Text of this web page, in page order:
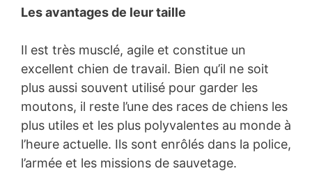
Les avantages de leur taille
Il est très musclé, agile et constitue un
excellent chien de travail. Bien qu’il ne soit
plus aussi souvent utilisé pour garder les
moutons, il reste l’une des races de chiens les
plus utiles et les plus polyvalentes au monde à
l’heure actuelle. Ils sont enrôlés dans la police,
l’armée et les missions de sauvetage.